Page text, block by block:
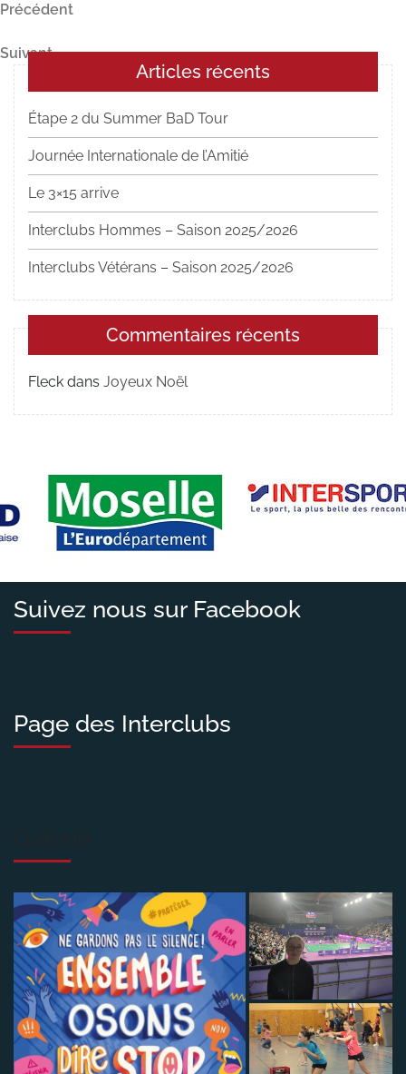
Navigation
l’article
Article
Précédent
Article
suivant
Suivant
Articles récents
Étape 2 du Summer BaD Tour
Journée Internationale de l’Amitié
Le 3×15 arrive
Interclubs Hommes – Saison 2025/2026
Interclubs Vétérans – Saison 2025/2026
Commentaires récents
Fleck dans Joyeux Noël
Suivez nous sur Facebook
Page des Interclubs